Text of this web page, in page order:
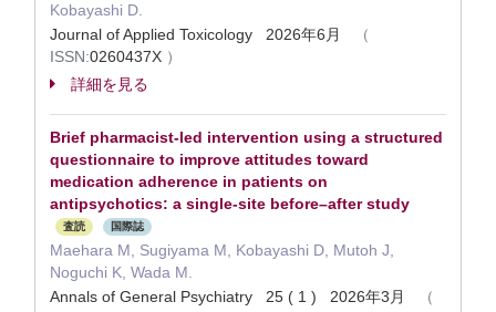
Kobayashi D.
Journal of Applied Toxicology 2026年6月
（
ISSN:0260437X ）
詳細を見る
Brief pharmacist-led intervention using a structured
questionnaire to improve attitudes toward
medication adherence in patients on
antipsychotics: a single-site before–after study
査読 国際誌
Maehara M, Sugiyama M, Kobayashi D, Mutoh J,
Noguchi K, Wada M.
Annals of General Psychiatry 25 ( 1 ) 2026年3月
（